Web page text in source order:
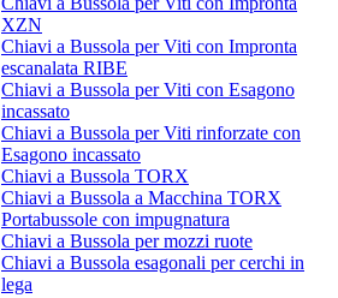
XZN
Chiavi a Bussola per Viti con Impronta
escanalata RIBE
Chiavi a Bussola per Viti con Esagono
incassato
Chiavi a Bussola per Viti rinforzate con
Esagono incassato
Chiavi a Bussola TORX
Chiavi a Bussola a Macchina TORX
Portabussole con impugnatura
Chiavi a Bussola per mozzi ruote
Chiavi a Bussola esagonali per cerchi in
lega